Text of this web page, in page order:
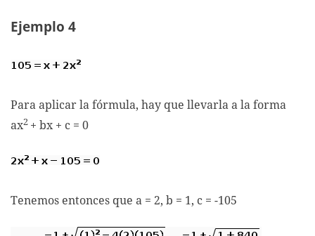
Ejemplo 4
Para aplicar la fórmula, hay que llevarla a la forma
ax2 + bx + c = 0
Tenemos entonces que a = 2, b = 1, c = -105